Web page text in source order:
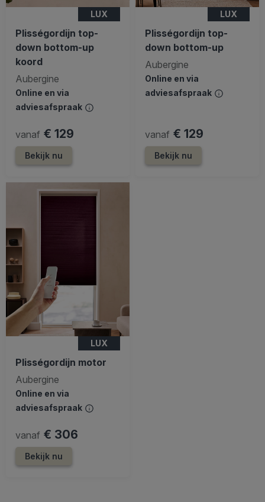
LUX
Plisségordijn top-
down bottom-up
koord
Aubergine
Online en via
adviesafspraak
vanaf € 129
Bekijk nu
LUX
Plisségordijn top-
down bottom-up
Aubergine
Online en via
adviesafspraak
vanaf € 129
Bekijk nu
LUX
Plisségordijn motor
Aubergine
Online en via
adviesafspraak
vanaf € 306
Bekijk nu